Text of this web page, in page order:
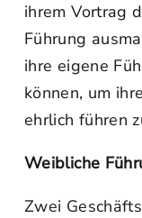
ihrem Vortrag
Führung
ihre eigene
können, um
ehrlich führen
Weibliche
Zwei